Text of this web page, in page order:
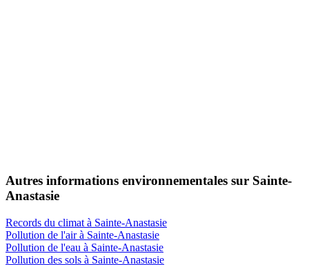
Autres informations environnementales sur Sainte-
Anastasie
Records du climat à Sainte-Anastasie
Pollution de l'air à Sainte-Anastasie
Pollution de l'eau à Sainte-Anastasie
Pollution des sols à Sainte-Anastasie